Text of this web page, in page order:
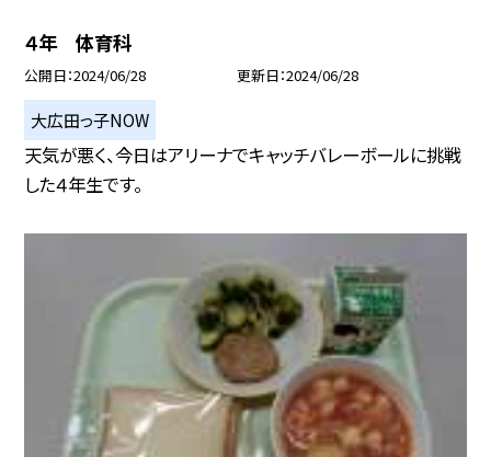
４年 体育科
公開日 2024/06/28 更新日 2024/06/28
大広田っ子NOW
天気が悪く、今日はアリーナでキャッチバレーボールに挑戦
した４年生です。